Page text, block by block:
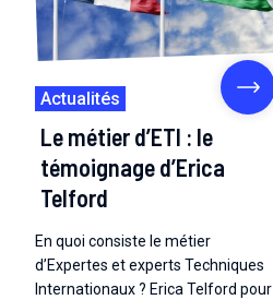
Actualités
Le métier d’ETI : le
témoignage d’Erica
Telford
En quoi consiste le métier
d’Expertes et experts Techniques
Internationaux ? Erica Telford pour